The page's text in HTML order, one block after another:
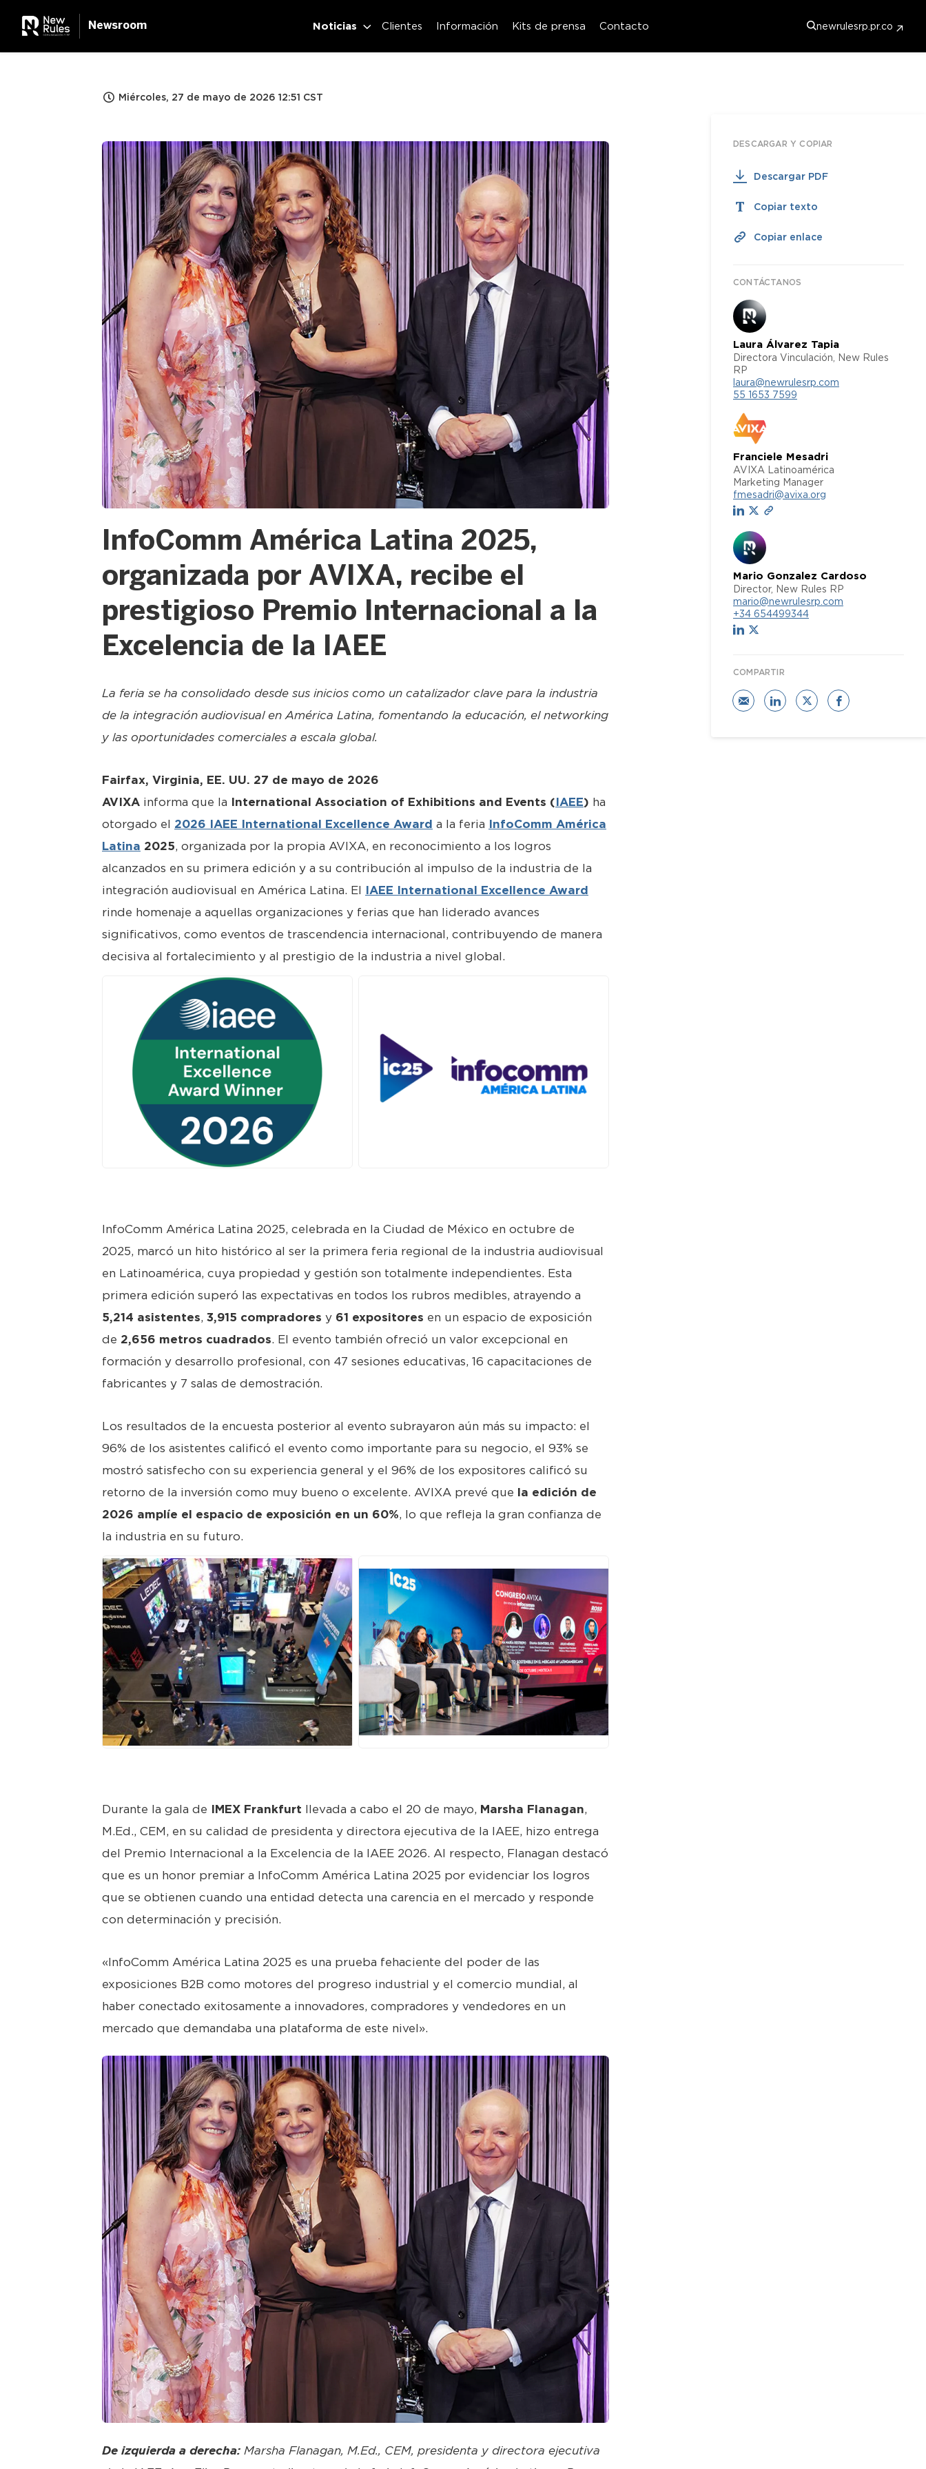
Newsroom Noticias Clientes Información Kits de prensa Contacto newrulesrp.pr.co
Miércoles, 27 de mayo de 2026 12:51 CST
PNG
InfoComm América Latina 2025,
organizada por AVIXA, recibe el
prestigioso Premio Internacional a la
Excelencia de la IAEE
La feria se ha consolidado desde sus inicios como un catalizador clave para la industria
de la integración audiovisual en América Latina, fomentando la educación, el networking
y las oportunidades comerciales a escala global.
Fairfax, Virginia, EE. UU. 27 de mayo de 2026
AVIXA informa que la International Association of Exhibitions and Events (IAEE) ha
otorgado el 2026 IAEE International Excellence Award a la feria InfoComm América
Latina 2025, organizada por la propia AVIXA, en reconocimiento a los logros
alcanzados en su primera edición y a su contribución al impulso de la industria de la
integración audiovisual en América Latina. El IAEE International Excellence Award
rinde homenaje a aquellas organizaciones y ferias que han liderado avances
significativos, como eventos de trascendencia internacional, contribuyendo de manera
decisiva al fortalecimiento y al prestigio de la industria a nivel global.
InfoComm América Latina 2025, celebrada en la Ciudad de México en octubre de
2025, marcó un hito histórico al ser la primera feria regional de la industria audiovisual
en Latinoamérica, cuya propiedad y gestión son totalmente independientes. Esta
primera edición superó las expectativas en todos los rubros medibles, atrayendo a
5,214 asistentes, 3,915 compradores y 61 expositores en un espacio de exposición
de 2,656 metros cuadrados. El evento también ofreció un valor excepcional en
formación y desarrollo profesional, con 47 sesiones educativas, 16 capacitaciones de
fabricantes y 7 salas de demostración.
Los resultados de la encuesta posterior al evento subrayaron aún más su impacto: el
96% de los asistentes calificó el evento como importante para su negocio, el 93% se
mostró satisfecho con su experiencia general y el 96% de los expositores calificó su
retorno de la inversión como muy bueno o excelente. AVIXA prevé que la edición de
2026 amplíe el espacio de exposición en un 60%, lo que refleja la gran confianza de
la industria en su futuro.
JPEG JPG
Durante la gala de IMEX Frankfurt llevada a cabo el 20 de mayo, Marsha Flanagan,
M.Ed., CEM, en su calidad de presidenta y directora ejecutiva de la IAEE, hizo entrega
del Premio Internacional a la Excelencia de la IAEE 2026. Al respecto, Flanagan destacó
que es un honor premiar a InfoComm América Latina 2025 por evidenciar los logros
que se obtienen cuando una entidad detecta una carencia en el mercado y responde
con determinación y precisión.
«InfoComm América Latina 2025 es una prueba fehaciente del poder de las
exposiciones B2B como motores del progreso industrial y el comercio mundial, al
haber conectado exitosamente a innovadores, compradores y vendedores en un
mercado que demandaba una plataforma de este nivel».
PNG
De izquierda a derecha: Marsha Flanagan, M.Ed., CEM, presidenta y directora ejecutiva
DESCARGAR Y COPIAR
Descargar PDF
Copiar texto
Copiar enlace
CONTÁCTANOS
Laura Álvarez Tapia
Directora Vinculación, New Rules
RP
laura@newrulesrp.com
55 1653 7599
Franciele Mesadri
AVIXA Latinoamérica
Marketing Manager
fmesadri@avixa.org
Mario Gonzalez Cardoso
Director, New Rules RP
mario@newrulesrp.com
+34 654499344
COMPARTIR